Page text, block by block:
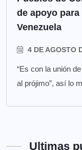
de apoyo
Venezuela
4 DE AGOSTO
“Es con la unión
al prójimo”, así lo
Ultimas